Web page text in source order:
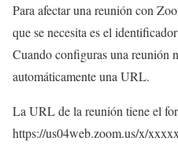
Para afectar una reunión con
que se necesita es el
Cuando configuras una reunión
automáticamente una URL.
La URL de la reunión tiene el
https://us04web.zoom.us/x/